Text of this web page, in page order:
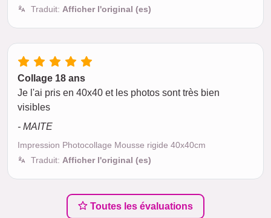
Traduit: Afficher l'original (es)
Collage 18 ans
Je l'ai pris en 40x40 et les photos sont très bien
visibles
- MAITE
Impression Photocollage Mousse rigide 40x40cm
Traduit: Afficher l'original (es)
Toutes les évaluations